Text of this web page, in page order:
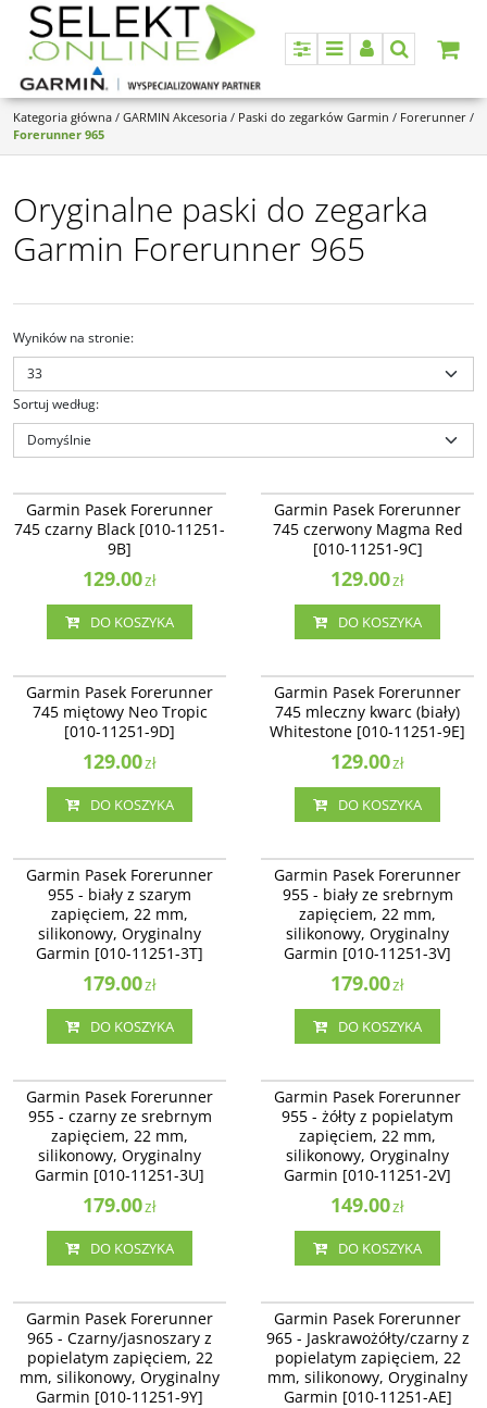
PanelMenuPanelSzukaj
Kategoria główna / GARMIN Akcesoria / Paski do zegarków Garmin / Forerunner /
Forerunner 965
Oryginalne paski do zegarka
Garmin Forerunner 965
Wyników na stronie:
Sortuj według:
Garmin Pasek Forerunner 745
czarny Black [010-11251-9B]
Garmin Pasek Forerunner
745 czarny Black [010-11251-
9B]
129.00zł
DO KOSZYKA
Garmin Pasek Forerunner 745
czerwony Magma Red [010-11251-
9C]
Garmin Pasek Forerunner
745 czerwony Magma Red
[010-11251-9C]
129.00zł
DO KOSZYKA
Garmin Pasek Forerunner 745
miętowy Neo Tropic [010-11251-
9D]
Garmin Pasek Forerunner
745 miętowy Neo Tropic
[010-11251-9D]
129.00zł
DO KOSZYKA
Garmin Pasek Forerunner 745
mleczny kwarc (biały) Whitestone
[010-11251-9E]
Garmin Pasek Forerunner
745 mleczny kwarc (biały)
Whitestone [010-11251-9E]
129.00zł
DO KOSZYKA
Garmin Pasek Forerunner 955 -
biały z szarym zapięciem, 22 mm,
silikonowy, Oryginalny Garmin
[010-11251-3T]
Garmin Pasek Forerunner
955 - biały z szarym
zapięciem, 22 mm,
silikonowy, Oryginalny
Garmin [010-11251-3T]
179.00zł
DO KOSZYKA
Garmin Pasek Forerunner 955 -
biały ze srebrnym zapięciem, 22
mm, silikonowy, Oryginalny
Garmin [010-11251-3V]
Garmin Pasek Forerunner
955 - biały ze srebrnym
zapięciem, 22 mm,
silikonowy, Oryginalny
Garmin [010-11251-3V]
179.00zł
DO KOSZYKA
Garmin Pasek Forerunner 955 -
czarny ze srebrnym zapięciem, 22
mm, silikonowy, Oryginalny
Garmin [010-11251-3U]
Garmin Pasek Forerunner
955 - czarny ze srebrnym
zapięciem, 22 mm,
silikonowy, Oryginalny
Garmin [010-11251-3U]
179.00zł
DO KOSZYKA
Garmin Pasek Forerunner 955 -
żółty z popielatym zapięciem, 22
mm, silikonowy, Oryginalny
Garmin [010-11251-2V]
Garmin Pasek Forerunner
955 - żółty z popielatym
zapięciem, 22 mm,
silikonowy, Oryginalny
Garmin [010-11251-2V]
149.00zł
DO KOSZYKA
Garmin Pasek Forerunner 965 -
Czarny/jasnoszary z popielatym
zapięciem, 22 mm, silikonowy,
Oryginalny Garmin [010-11251-9Y]
Garmin Pasek Forerunner
965 - Czarny/jasnoszary z
popielatym zapięciem, 22
mm, silikonowy, Oryginalny
Garmin [010-11251-9Y]
Garmin Pasek Forerunner 965 -
Jaskrawożółty/czarny z popielatym
zapięciem, 22 mm, silikonowy,
Oryginalny Garmin [010-11251-AE]
Garmin Pasek Forerunner
965 - Jaskrawożółty/czarny z
popielatym zapięciem, 22
mm, silikonowy, Oryginalny
Garmin [010-11251-AE]